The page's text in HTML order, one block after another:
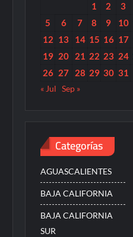
1 2 3
5
6 7 8 9 10
12 13 14 15 16 17
19 20 21 22 23 24
26 27 28 29 30 31
« Jul Sep »
Categorías
AGUASCALIENTES
BAJA CALIFORNIA
BAJA CALIFORNIA
SUR